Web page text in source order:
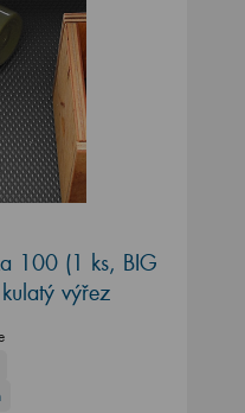
100 (1 ks, BIG
výřez